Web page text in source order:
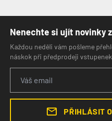
Nenechte si ujít novinky z
Každou neděli vám pošleme
náskok při předprodeji vstupenek
PŘIHLÁSIT